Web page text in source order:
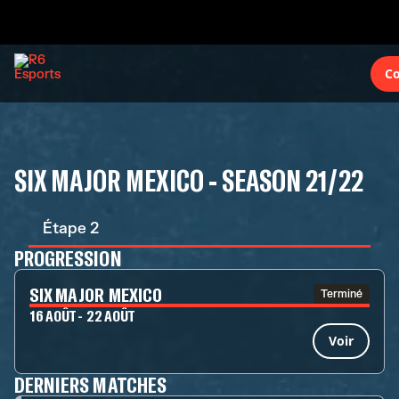
SIX MAJOR MEXICO - SEASON 21/22
Étape 2
PROGRESSION
SIX MAJOR MEXICO Terminé
16 AOÛT - 22 AOÛT
Voir
DERNIERS MATCHES